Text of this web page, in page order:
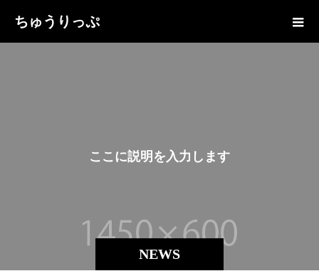
ちゅうりっぷ
NEWS
ここに説明を入力し ます。